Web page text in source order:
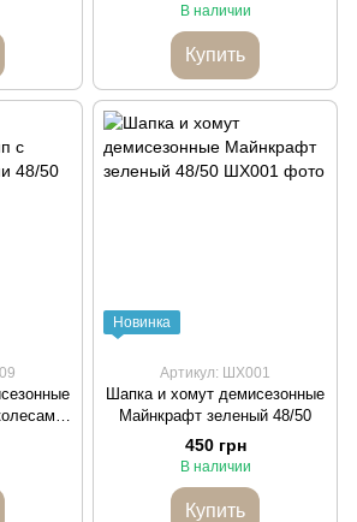
В наличии
Купить
Новинка
Артикул: ШХ001
Шапка и хомут демисезонные
Майнкрафт зеленый 48/50
450 грн
В наличии
Купить